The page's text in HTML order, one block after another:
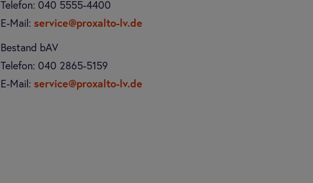
Telefon: 040 5555-4400
E-Mail: service@proxalto-lv.de
Bestand bAV
Telefon: 040 2865-5159
E-Mail: service@proxalto-lv.de